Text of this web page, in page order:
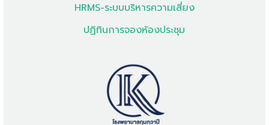
HRMS-ระบบบริหารความเสี่ยง
ปฏิทินการจองห้องประชุม